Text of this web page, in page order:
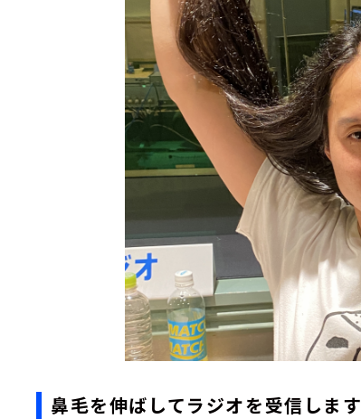
鼻毛を伸ばしてラジオを受信します